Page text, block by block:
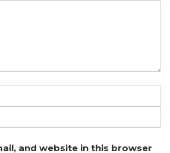
and website in this browser